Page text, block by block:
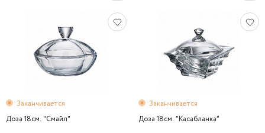
Заканчивается
Доза 18cм. "Смайл"
Заканчивается
Доза 18см. "Касабланка"